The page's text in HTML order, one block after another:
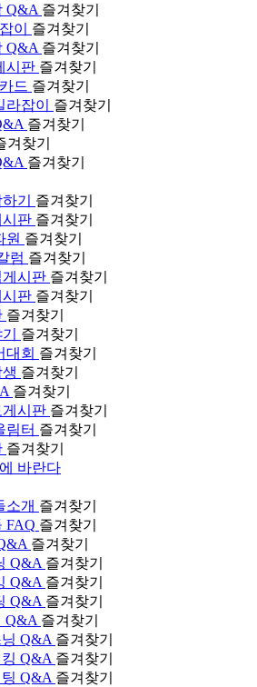
Q&A 즐겨찾기
이
즐겨찾기
Q&A 즐겨찾기
시판 즐겨찾기
드 즐겨찾기
잡이
즐겨찾기
즐겨찾기
겨찾기
즐겨찾기
기
즐겨찾기
시판 즐겨찾기
원 즐겨찾기
럼 즐겨찾기
시판 즐겨찾기
판 즐겨찾기
즐겨찾기
즐겨찾기
대회 즐겨찾기
즐겨찾기
즐겨찾기
시판 즐겨찾기
림터 즐겨찾기
즐겨찾기
바란다
소개 즐겨찾기
FAQ 즐겨찾기
즐겨찾기
Q&A 즐겨찾기
Q&A 즐겨찾기
Q&A 즐겨찾기
Q&A 즐겨찾기
Q&A 즐겨찾기
Q&A 즐겨찾기
Q&A 즐겨찾기